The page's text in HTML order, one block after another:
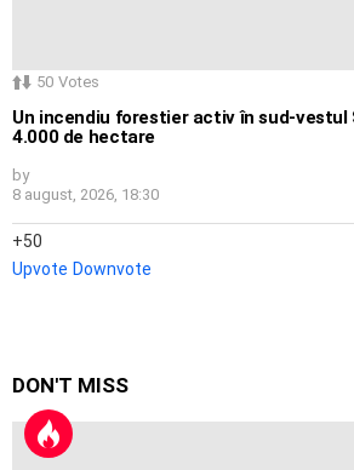
50 Votes
Un incendiu forestier activ în sud-vestul
4.000 de hectare
by
8 august, 2026, 18:30
50
Upvote Downvote
DON'T MISS